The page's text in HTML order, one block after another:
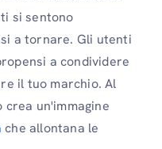
si sentono
a tornare. Gli utenti
a condividere
il tuo marchio. Al
un'immagine
che allontana le